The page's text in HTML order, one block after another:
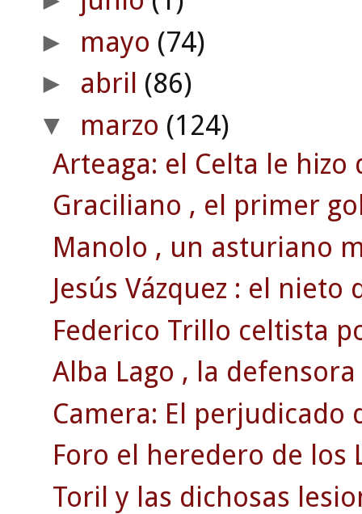
► mayo (74)
► abril (86)
▼ marzo (124)
Arteaga: el Celta le
Graciliano , el primer
Manolo , un asturiano
Jesús Vázquez : el nieto
Federico Trillo celtista
Alba Lago , la
Camera: El perjudicado
Foro el heredero de los
Toril y las dichosas